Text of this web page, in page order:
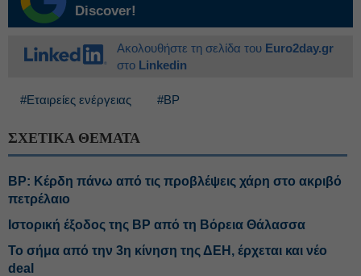
Discover!
Ακολουθήστε τη σελίδα του Euro2day.gr
στο Linkedin
#Εταιρείες ενέργειας #BP
ΣΧΕΤΙΚΑ ΘΕΜΑΤΑ
BP: Κέρδη πάνω από τις προβλέψεις χάρη στο ακριβό
πετρέλαιο
Ιστορική έξοδος της BP από τη Βόρεια Θάλασσα
Το σήμα από την 3η κίνηση της ΔΕΗ, έρχεται και νέο
deal